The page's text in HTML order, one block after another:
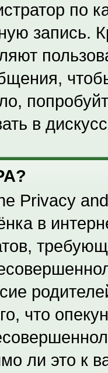
по
запись.
в
Privacy
в
что
ли это к